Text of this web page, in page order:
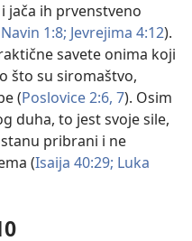
jača ih prvenstveno
1:8; Jevrejima 4:12).
savete onima koji
što su siromaštvo,
(Poslovice 2:6, 7). Osim
duha, to jest svoje sile,
pribrani i ne
(Isaija 40:29; Luka